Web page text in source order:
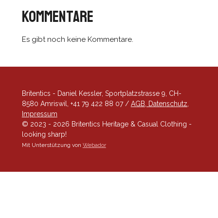
Kommentare
Es gibt noch keine Kommentare.
Britentics - Daniel Kessler, Sportplatzstrasse 9, CH-
8580 Amriswil, +41 79 422 88 07 / AGB, Datenschutz,
Impressum
© 2023 - 2026 Britentics Heritage & Casual Clothing -
looking sharp!
Mit Unterstützung von Webador